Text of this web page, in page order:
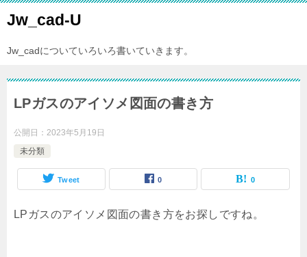
Jw_cad-U
Jw_cadについていろいろ書いていきます。
LPガスのアイソメ図面の書き方
公開日： 2023年5月19日
未分類
Tweet 0 0
LPガスのアイソメ図面の書き方をお探しですね。